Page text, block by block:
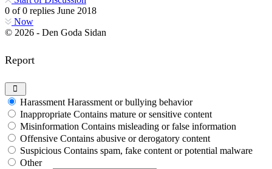
0 of0 replies June 2018
Now
© 2026 - Den Goda Sidan
Report
Harassment Harassment or bullying behavior
Inappropriate Contains mature or sensitive content
Misinformation Contains misleading or false information
Offensive Contains abusive or derogatory content
Suspicious Contains spam, fake content or potential malware
Other